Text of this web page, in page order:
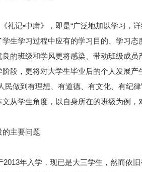
礼记•中庸》，即是“广泛地加以学习
生学习过程中应有的学习目的、学习
的班级和学风更将感染、带动班级成
段，更将对大学生毕业后的个人发展
民做到有理想、有道德、有文化、有纪
文从学生角度，以自身所在的班级为例，
的主要问题
2013年入学，现已是大三学生，然而依